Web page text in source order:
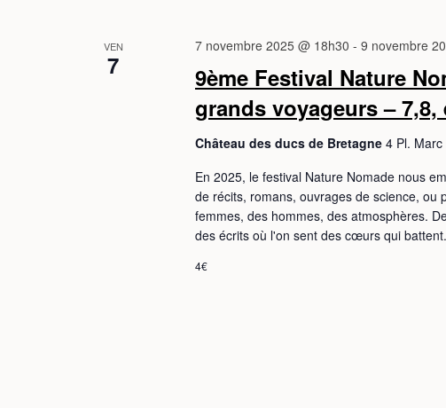
VEN
7
9ème Festival Nature
grands voyageurs – 7,8,
7 novembre 2025 @ 18h30 - 9 novembre
Château des ducs de Bretagne 4 Pl.
En 2025, le festival Nature Nomade nous
de récits, romans, ouvrages de science, ou
femmes, des hommes, des atmosphères.
des écrits où l'on sent des cœurs qui
4€